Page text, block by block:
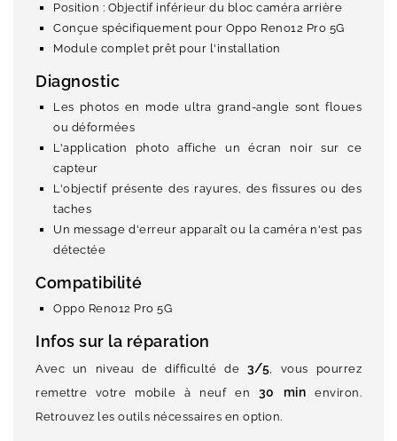
Position : Objectif inférieur du bloc caméra arrière
Conçue spécifiquement pour Oppo Reno12 Pro 5G
Module complet prêt pour l'installation
Diagnostic
Les photos en mode ultra grand-angle sont floues
ou déformées
L'application photo affiche un écran noir sur ce
capteur
L'objectif présente des rayures, des fissures ou des
taches
Un message d'erreur apparaît ou la caméra n'est pas
détectée
Compatibilité
Oppo Reno12 Pro 5G
Infos sur la réparation
Avec un niveau de difficulté de 3/5, vous pourrez
remettre votre mobile à neuf en 30 min environ.
Retrouvez les outils nécessaires en option.